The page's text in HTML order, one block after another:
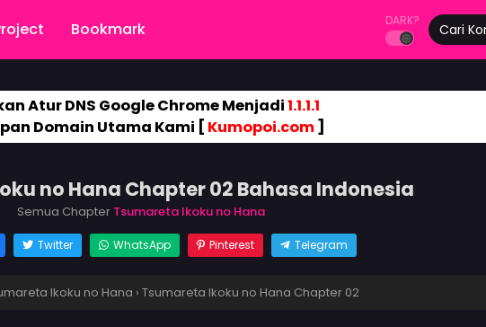
Bookmark DARK?
Atur DNS Google Chrome Menjadi1.1.1.1
Domain Utama Kami [ Kumopoi.com]
no Hana Chapter 02 Bahasa Indonesia
Semua Chapter Tsumareta Ikoku no Hana
Twitter WhatsApp Pinterest Telegram
Ikoku no Hana › Tsumareta Ikoku no Hana Chapter 02